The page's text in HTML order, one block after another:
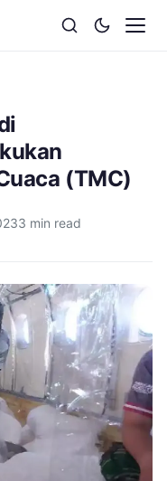
(TMC)
3 min read